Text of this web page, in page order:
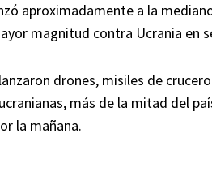
aproximadamente a la
magnitud contra Ucrania en
drones, misiles de
más de la mitad del
la mañana.